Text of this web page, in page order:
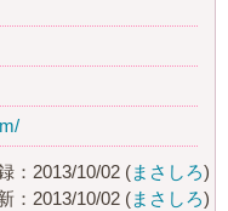
：2013/10/02 (まさしろ)
：2013/10/02 (まさしろ)